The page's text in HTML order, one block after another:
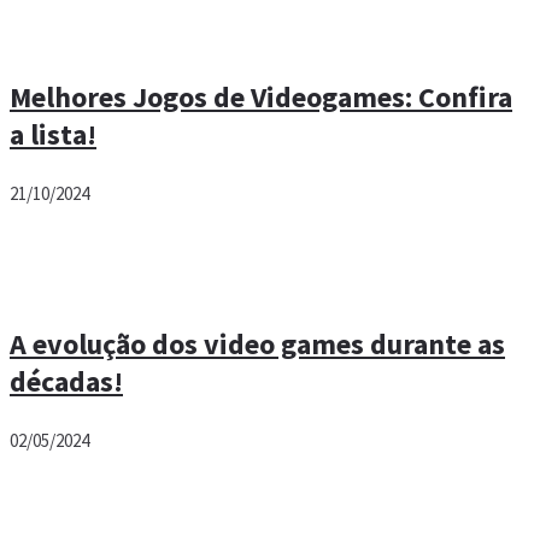
Melhores Jogos de Videogames: Confira
a lista!
21/10/2024
A evolução dos video games durante as
décadas!
02/05/2024